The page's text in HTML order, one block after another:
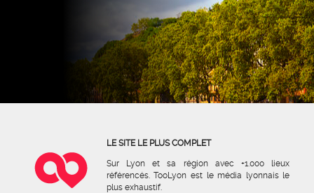
LE SITE LE PLUS COMPLET
Sur Lyon et sa région avec +1.000 lieux
référencés. TooLyon est le média lyonnais le
plus exhaustif.